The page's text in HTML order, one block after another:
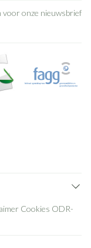
voor onze nieuwsbrief
Cookies ODR-